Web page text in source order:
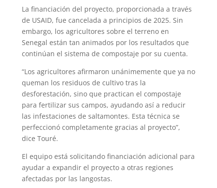
La financiación del proyecto, proporcionada a través
de USAID, fue cancelada a principios de 2025. Sin
embargo, los agricultores sobre el terreno en
Senegal están tan animados por los resultados que
continúan el sistema de compostaje por su cuenta.
“Los agricultores afirmaron unánimemente que ya no
queman los residuos de cultivo tras la
desforestación, sino que practican el compostaje
para fertilizar sus campos, ayudando así a reducir
las infestaciones de saltamontes. Esta técnica se
perfeccionó completamente gracias al proyecto”,
dice Touré.
El equipo está solicitando financiación adicional para
ayudar a expandir el proyecto a otras regiones
afectadas por las langostas.